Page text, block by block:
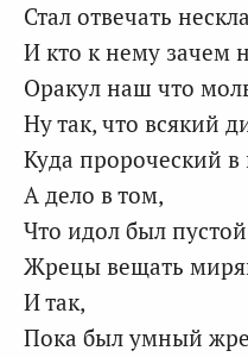
Стал отвечать
И кто к нему зачем
Оракул наш что
Ну так, что всякий
Куда пророческий в
А дело в том,
Что идол был
Жрецы вещать
И так,
Пока был умный